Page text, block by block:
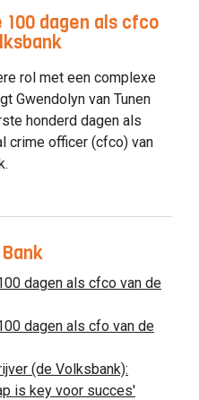
dagen als cfco
rol met een complexe
Gwendolyn van Tunen
honderd dagen als
crime officer (cfco) van
dagen als cfco van de
dagen als cfo van de
(de Volksbank):
is key voor succes'